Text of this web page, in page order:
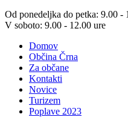
Od ponedeljka do petka: 9.00 -
V soboto: 9.00 - 12.00 ure
Domov
Občina Črna
Za občane
Kontakti
Novice
Turizem
Poplave 2023